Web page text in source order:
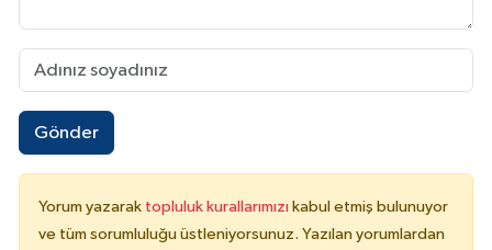
Gönder
Yorum yazarak topluluk kurallarımızı kabul etmiş bulunuyor
ve tüm sorumluluğu üstleniyorsunuz. Yazılan yorumlardan